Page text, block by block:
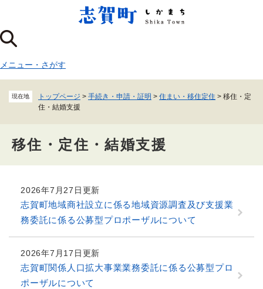
ジ
の
頭
で
メニューを飛ばして本文へ
メニュー ・ さがす
現在地 トップページ > 手続き・申請・証明 > 住まい・移住定住 > 移住・定
住・結婚支援
移住・定住・結婚支援
2026年7月27日更新
志賀町地域商社設立に係る地域資源調査及び支援業
務委託に係る公募型プロポーザルについて
2026年7月17日更新
志賀町関係人口拡大事業業務委託に係る公募型プロ
ポーザルについて